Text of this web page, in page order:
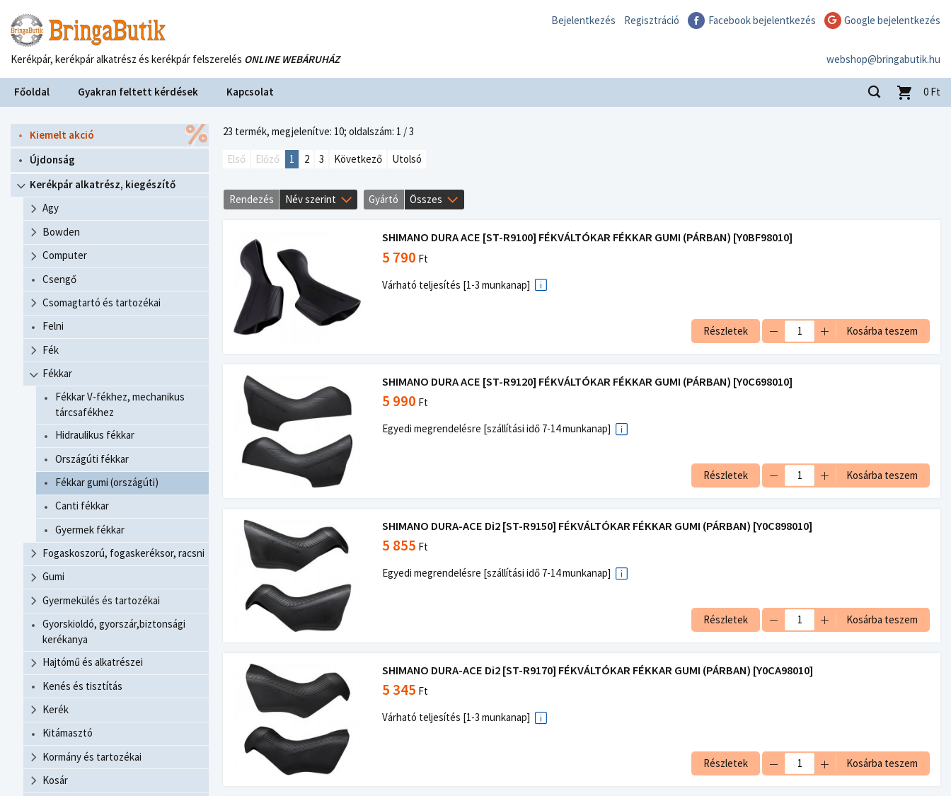
Bejelentkezés Regisztráció Facebook bejelentkezés Google bejelentkezés
webshop@bringabutik.hu
Kerékpár, kerékpár alkatrész és kerékpár felszerelés ONLINE WEBÁRUHÁZ
Főoldal Gyakran feltett kérdések Kapcsolat 0 Ft
Kiemelt akció
Újdonság
Kerékpár alkatrész, kiegészítő
Agy
Bowden
Computer
Csengő
Csomagtartó és tartozékai
Felni
Fék
Fékkar
Fékkar V-fékhez, mechanikus
tárcsafékhez
Hidraulikus fékkar
Országúti fékkar
Fékkar gumi (országúti)
Canti fékkar
Gyermek fékkar
Fogaskoszorú, fogaskeréksor, racsni
Gumi
Gyermekülés és tartozékai
Gyorskioldó, gyorszár,biztonsági
kerékanya
Hajtómű és alkatrészei
Kenés és tisztítás
Kerék
Kitámasztó
Kormány és tartozékai
Kosár
23 termék, megjelenítve: 10; oldalszám: 1 / 3
Első Előző 1 2 3 Következő Utolsó
Rendezés Név szerint Gyártó Összes
SHIMANO DURA ACE [ST-R9100] FÉKVÁLTÓKAR FÉKKAR GUMI (PÁRBAN) [Y0BF98010]
5 790 Ft
Várható teljesítés [1-3 munkanap]
Részletek Kosárba teszem
SHIMANO DURA ACE [ST-R9120] FÉKVÁLTÓKAR FÉKKAR GUMI (PÁRBAN) [Y0C698010]
5 990 Ft
Egyedi megrendelésre [szállítási idő 7-14 munkanap]
Részletek Kosárba teszem
SHIMANO DURA-ACE Di2 [ST-R9150] FÉKVÁLTÓKAR FÉKKAR GUMI (PÁRBAN) [Y0C898010]
5 855 Ft
Egyedi megrendelésre [szállítási idő 7-14 munkanap]
Részletek Kosárba teszem
SHIMANO DURA-ACE Di2 [ST-R9170] FÉKVÁLTÓKAR FÉKKAR GUMI (PÁRBAN) [Y0CA98010]
5 345 Ft
Várható teljesítés [1-3 munkanap]
Részletek Kosárba teszem